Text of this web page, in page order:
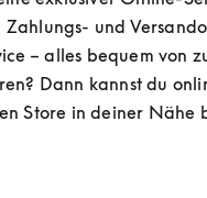
und
– alles bequem von
Dann kannst du
Store in deiner Nähe